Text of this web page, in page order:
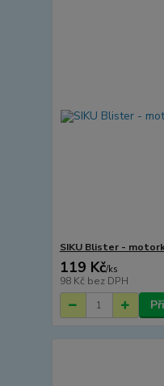
SIKU Blister -
119 Kč/ks
98 Kč bez DPH